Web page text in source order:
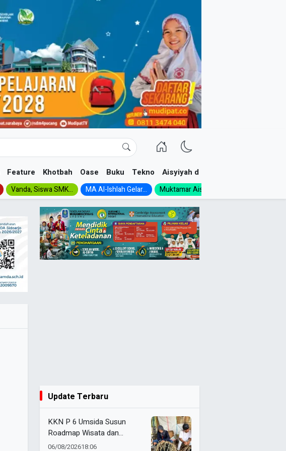
Feature Khotbah Oase Buku Tekno Aisyiyah dan NA
Vanda, Siswa SMK... MA Al-Ishlah Gelar... Muktamar Aisyiyah 1926:...
Update Terbaru
KKN P 6 Umsida Susun
Roadmap Wisata dan
Katalog UMKM Halal Desa
06/08/202618:06